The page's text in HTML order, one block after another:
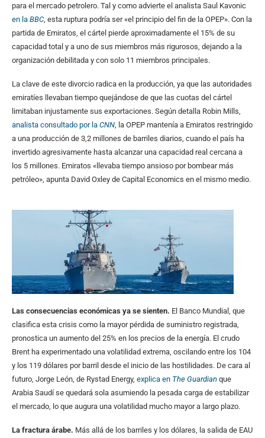
para el mercado petrolero. Tal y como advierte el analista Saul Kavonic
en la BBC , esta ruptura podría ser «el principio del fin de la OPEP». Con la
partida de Emiratos, el cártel pierde aproximadamente el 15% de su
capacidad total y a uno de sus miembros más rigurosos, dejando a la
organización debilitada y con solo 11 miembros principales.
La clave de este divorcio radica en la producción, ya que las autoridades
emiratíes llevaban tiempo quejándose de que las cuotas del cártel
limitaban injustamente sus exportaciones. Según detalla Robin Mills,
analista consultado por la CNN , la OPEP mantenía a Emiratos restringido
a una producción de 3,2 millones de barriles diarios, cuando el país ha
invertido agresivamente hasta alcanzar una capacidad real cercana a
los 5 millones. Emiratos «llevaba tiempo ansioso por bombear más
petróleo», apunta David Oxley de Capital Economics en el mismo medio.
Las consecuencias económicas ya se sienten. El Banco Mundial, que
clasifica esta crisis como la mayor pérdida de suministro registrada,
pronostica un aumento del 25% en los precios de la energía. El crudo
Brent ha experimentado una volatilidad extrema, oscilando entre los 104
y los 119 dólares por barril desde el inicio de las hostilidades. De cara al
futuro, Jorge León, de Rystad Energy, explica en The Guardian que
Arabia Saudí se quedará sola asumiendo la pesada carga de estabilizar
el mercado, lo que augura una volatilidad mucho mayor a largo plazo.
La fractura árabe. Más allá de los barriles y los dólares, la salida de EAU